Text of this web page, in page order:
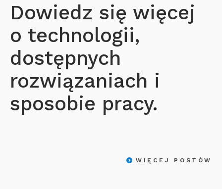
Dowiedz się więcej
o technologii,
dostępnych
rozwiązaniach i
sposobie pracy.
WIĘCEJ POSTÓW